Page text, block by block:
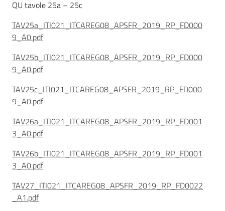
QU tavole 25a – 25c
TAV25a_ITI021_ITCAREG08_APSFR_2019_RP_FD000
9_A0.pdf
TAV25b_ITI021_ITCAREG08_APSFR_2019_RP_FD000
9_A0.pdf
TAV25c_ITI021_ITCAREG08_APSFR_2019_RP_FD000
9_A0.pdf
TAV26a_ITI021_ITCAREG08_APSFR_2019_RP_FD001
3_A0.pdf
TAV26b_ITI021_ITCAREG08_APSFR_2019_RP_FD001
3_A0.pdf
TAV27_ITI021_ITCAREG08_APSFR_2019_RP_FD0022
_A1.pdf